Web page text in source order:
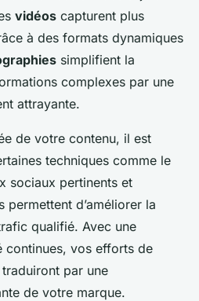
vidéos capturent plus
à des formats dynamiques
simplifient la
complexes par une
attrayante.
de votre contenu, il est
techniques comme le
sociaux pertinents et
permettent d’améliorer la
qualifié. Avec une
continues, vos efforts de
par une
de votre marque.